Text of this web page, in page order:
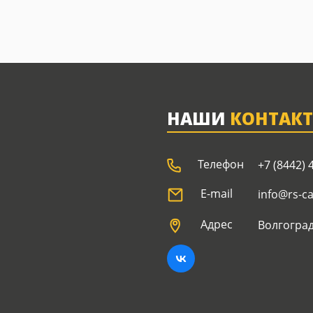
НАШИ
Телефон
+7 (8442)
E-mail
info@rs-
Адрес